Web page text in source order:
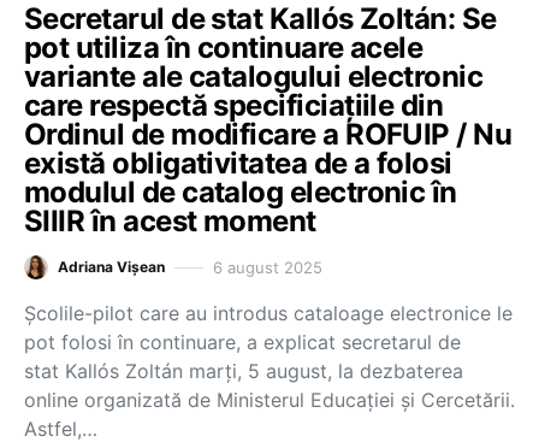
Secretarul de stat Kallós Zoltán: Se
pot utiliza în continuare acele
variante ale catalogului electronic
care respectă specificiațiile din
Ordinul de modificare a ROFUIP / Nu
există obligativitatea de a folosi
modulul de catalog electronic în
SIIIR în acest moment
Adriana Vișean 6 august 2025
Școlile-pilot care au introdus cataloage electronice le
pot folosi în continuare, a explicat secretarul de
stat Kallós Zoltán marți, 5 august, la dezbaterea
online organizată de Ministerul Educației și Cercetării.
Astfel,…